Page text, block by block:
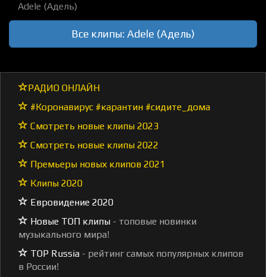
Adele (Адель)
Все клипы: Adele (Адель)
РАДИО ОНЛАЙН
#Коронавирус #карантин #сидите_дома
Смотреть новые клипы 2023
Смотреть новые клипы 2022
Премьеры новых клипов 2021
Клипы 2020
Евровидение 2020
Новые ТОП клипы - топовые новинки
музыкального мира!
TOP Russia - рейтинг самых популярных клипов
в России!